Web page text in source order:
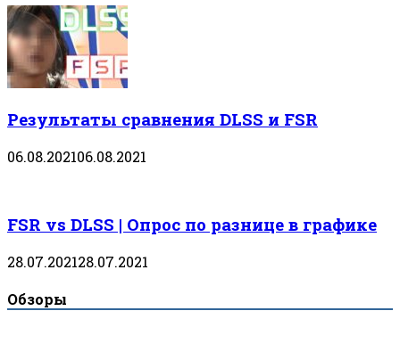
Результаты сравнения DLSS и FSR
06.08.202106.08.2021
FSR vs DLSS | Опрос по разнице в графике
28.07.202128.07.2021
Обзоры